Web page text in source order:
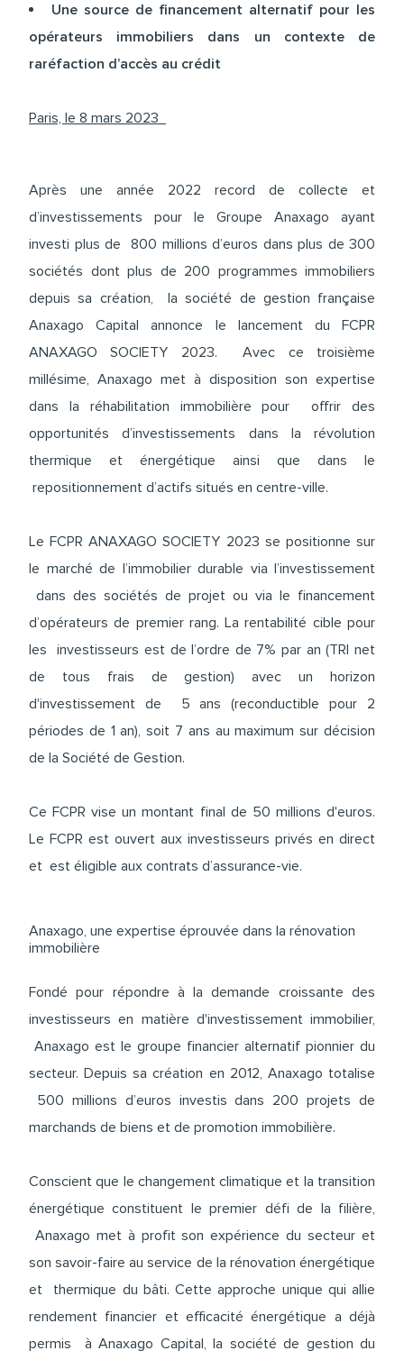
Une source de financement alternatif pour les
opérateurs immobiliers dans un contexte de
raréfaction d’accès au crédit
Paris, le 8 mars 2023
Après une année 2022 record de collecte et
d’investissements pour le Groupe Anaxago ayant
investi plus de 800 millions d’euros dans plus de 300
sociétés dont plus de 200 programmes immobiliers
depuis sa création, la société de gestion française
Anaxago Capital annonce le lancement du FCPR
ANAXAGO SOCIETY 2023. Avec ce troisième
millésime, Anaxago met à disposition son expertise
dans la réhabilitation immobilière pour offrir des
opportunités d’investissements dans la révolution
thermique et énergétique ainsi que dans le
repositionnement d’actifs situés en centre-ville.
Le FCPR ANAXAGO SOCIETY 2023 se positionne sur
le marché de l’immobilier durable via l’investissement
dans des sociétés de projet ou via le financement
d’opérateurs de premier rang. La rentabilité cible pour
les investisseurs est de l’ordre de 7% par an (TRI net
de tous frais de gestion) avec un horizon
d'investissement de 5 ans (reconductible pour 2
périodes de 1 an), soit 7 ans au maximum sur décision
de la Société de Gestion.
Ce FCPR vise un montant final de 50 millions d'euros.
Le FCPR est ouvert aux investisseurs privés en direct
et est éligible aux contrats d’assurance-vie.
Anaxago, une expertise éprouvée dans la rénovation
immobilière
Fondé pour répondre à la demande croissante des
investisseurs en matière d'investissement immobilier,
Anaxago est le groupe financier alternatif pionnier du
secteur. Depuis sa création en 2012, Anaxago totalise
500 millions d’euros investis dans 200 projets de
marchands de biens et de promotion immobilière.
Conscient que le changement climatique et la transition
énergétique constituent le premier défi de la filière,
Anaxago met à profit son expérience du secteur et
son savoir-faire au service de la rénovation énergétique
et thermique du bâti. Cette approche unique qui allie
rendement financier et efficacité énergétique a déjà
permis à Anaxago Capital, la société de gestion du